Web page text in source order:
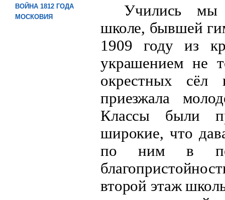
ВОЙНА 1812 ГОДА
МОСКОВИЯ
Учились мы
школе, бывшей
1909 году из
украшением не
окрестных
приезжала
Классы были
широкие, что
по ним в
второй этаж